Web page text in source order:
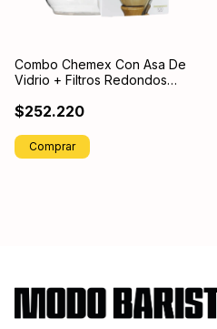
Combo Chemex Con Asa De
Vidrio + Filtros Redondos
$252.220